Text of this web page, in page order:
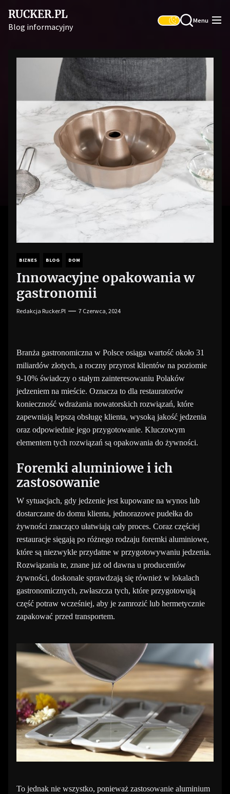
the
RUCKER.PL
Blog informacyjny
Menu
BIZNES BLOG DOM
Innowacyjne opakowania w
gastronomii
Redakcja Rucker.pl 7 Czerwca, 2024
Branża gastronomiczna w Polsce osiąga wartość około 31
miliardów złotych, a roczny przyrost klientów na poziomie
9-10% świadczy o stałym zainteresowaniu Polaków
jedzeniem na mieście. Oznacza to dla restauratorów
konieczność wdrażania nowatorskich rozwiązań, które
zapewniają lepszą obsługę klienta, wysoką jakość jedzenia
oraz odpowiednie jego przygotowanie. Kluczowym
elementem tych rozwiązań są opakowania do żywności.
Foremki aluminiowe i ich
zastosowanie
W sytuacjach, gdy jedzenie jest kupowane na wynos lub
dostarczane do domu klienta, jednorazowe pudełka do
żywności znacząco ułatwiają cały proces. Coraz częściej
restauracje sięgają po różnego rodzaju foremki aluminiowe,
które są niezwykle przydatne w przygotowywaniu jedzenia.
Rozwiązania te, znane już od dawna u producentów
żywności, doskonale sprawdzają się również w lokalach
gastronomicznych, zwłaszcza tych, które przygotowują
część potraw wcześniej, aby je zamrozić lub hermetycznie
zapakować przed transportem.
To jednak nie wszystko, ponieważ zastosowanie aluminium